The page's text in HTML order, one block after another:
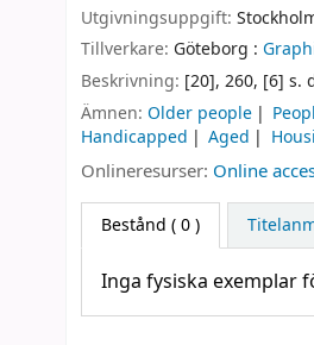
Utgivningsuppgift:
Tillverkare: Göteborg :
Beskrivning: [20], 260, [6] s.
Ämnen: Older people
Handicapped
Aged
Onlineresurser: Online
Bestånd ( 0 )
Inga fysiska exemplar